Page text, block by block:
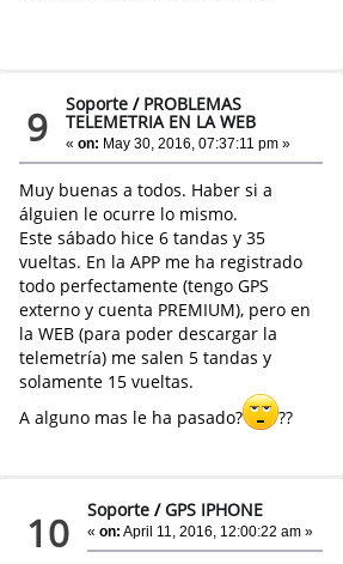
9 Soporte / PROBLEMAS
TELEMETRIA EN LA WEB
«on: May 30, 2016, 07:37:11 pm »
Muy buenas a todos. Haber si a
álguien le ocurre lo mismo.
Este sábado hice 6 tandas y 35
vueltas. En la APP me ha registrado
todo perfectamente (tengo GPS
externo y cuenta PREMIUM), pero en
la WEB (para poder descargar la
telemetría) me salen 5 tandas y
solamente 15 vueltas.
A alguno mas le ha pasado?
??
10 Soporte /GPS IPHONE
«on: April 11, 2016, 12:00:22 am »